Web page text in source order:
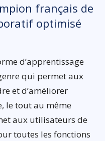
français de
optimisé
d’apprentissage
qui permet aux
et d’améliorer
le tout au même
aux utilisateurs de
toutes les fonctions